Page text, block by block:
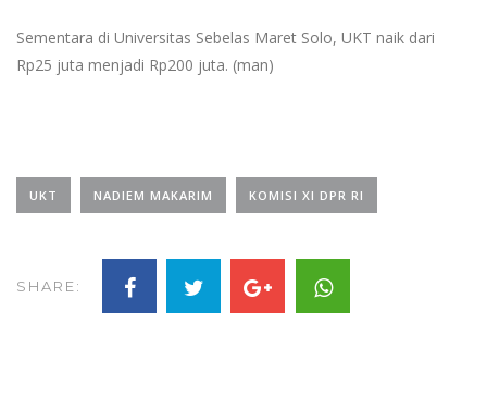
Sementara di Universitas Sebelas Maret Solo, UKT naik dari
Rp25 juta menjadi Rp200 juta. (man)
UKT NADIEM MAKARIM KOMISI XI DPR RI
SHARE: